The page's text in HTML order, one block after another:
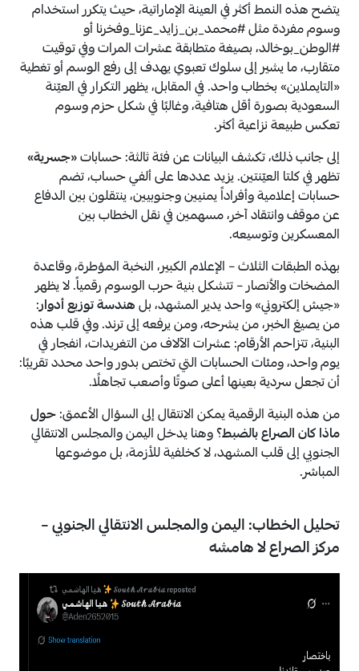
يتضح هذه النمط أكثر في العينة الإماراتية، حيث يتكرر استخدام
وسوم مفردة مثل#محمد_بن_زايد_عزنا_وفخرناأو
#الوطن_بوخالد، بصيغة متطابقة عشرات المرات وفي توقيت
متقارب، ما يشير إلى سلوك تعبوي يهدف إلى رفع الوسم أو تغطية
«التايملاين» بخطاب واحد. في المقابل، يظهر التكرار في العيّنة
السعودية بصورة أقل هتافية، وغالبًا في شكل حزم وسوم
تعكس طبيعة نزاعية أكثر.
إلى جانب ذلك، تكشف البيانات عن فئة ثالثة: حسابات«جسرية»
تظهر في كلتا العيّنتين. يزيد عددها على ألفي حساب، تضم
حسابات إعلامية وأفراداً يمنيين وجنوبيين، ينتقلون بين الدفاع
عن موقف وانتقاد آخر، مسهمين في نقل الخطاب بين
المعسكرين وتوسيعه.
بهذه الطبقات الثلاث – الإعلام الكبير، النخبة المؤطرة، وقاعدة
المضخات والأنصار – تتشكل بنية حرب الوسوم رقمياً. لا يظهر
«جيش إلكتروني» واحد يدير المشهد، بلهندسة توزيع أدوار:
من يصيغ الخبر، من يشرحه، ومن يرفعه إلى ترند. وفي قلب هذه
البنية، تتزاحم الأرقام: عشرات الآلاف من التغريدات، انفجار في
يوم واحد، ومئات الحسابات التي تختص بدور واحد محدد تقريبًا:
أن تجعل سردية بعينها أعلى صوتًا وأصعب تجاهلًا.
من هذه البنية الرقمية يمكن الانتقال إلى السؤال الأعمق:حول
ماذا كان الصراع بالضبط؟وهنا يدخل اليمن والمجلس الانتقالي
الجنوبي إلى قلب المشهد، لا كخلفية للأزمة، بل موضوعها
المباشر.
تحليل الخطاب: اليمن والمجلس الانتقالي الجنوبي –
مركز الصراع لا هامشه